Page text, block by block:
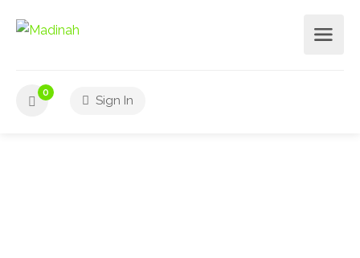
0
Sign In